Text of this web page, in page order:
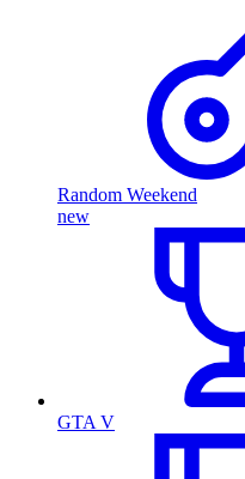
Random Weekend
new
GTA V